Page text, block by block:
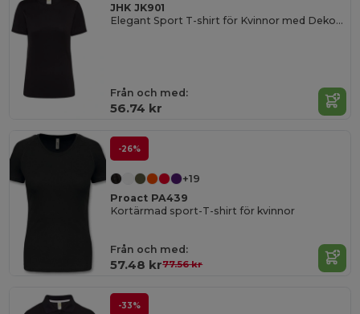
JHK JK901
Elegant Sport T-shirt för Kvinnor med Dekorativa Sömmar
Från och med:
56.74 kr
-26%
+19
Proact PA439
Kortärmad sport-T-shirt för kvinnor
Från och med:
57.48 kr77.56 kr
-33%